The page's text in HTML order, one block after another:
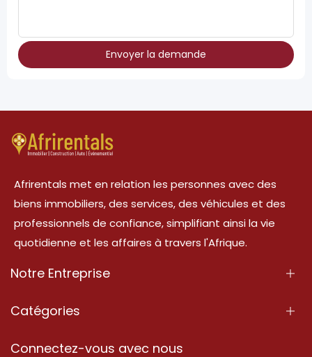
Envoyer la demande
Afrirentals met en relation les personnes avec des
biens immobiliers, des services, des véhicules et des
professionnels de confiance, simplifiant ainsi la vie
quotidienne et les affaires à travers l'Afrique.
Notre Entreprise
À Propos
Catégories
Propriété
Connectez-vous avec nous